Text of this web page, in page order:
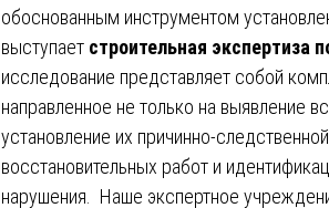
обоснованным инструментом
выступает строительная экспертиза
исследование представляет собой
направленное не только на выявление
установление их причинно-
восстановительных работ и
нарушения. Наше экспертное